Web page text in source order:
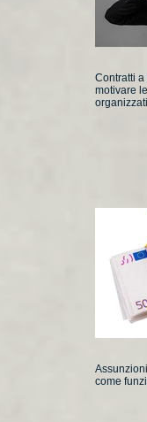
Contratti
motivare
come